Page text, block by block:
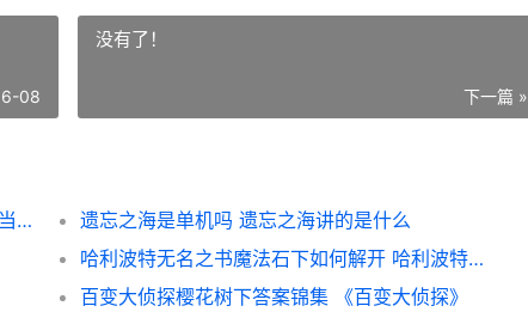
08
没有了！
下一篇 »
前《魔兽世界》战斗负责人加盟《lol》MMO 当年魔兽世界最火的时候
遗忘之海是单机吗 遗忘之海讲的是什么
哈利波特无名之书魔法石下如何解开 哈利波特无名之书第四关怎么解锁
百变大侦探樱花树下答案锦集 《百变大侦探》